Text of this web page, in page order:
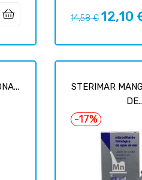
Базовая
14,58 € Цена
12,10
STERIMAR
-17%